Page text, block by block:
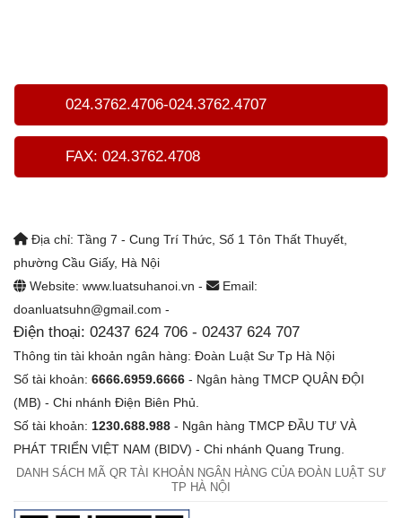
024.3762.4706-024.3762.4707
FAX: 024.3762.4708
Địa chỉ: Tầng 7 - Cung Trí Thức, Số 1 Tôn Thất Thuyết,
phường Cầu Giấy, Hà Nội
Website: www.luatsuhanoi.vn -
Email:
doanluatsuhn@gmail.com -
Điện thoại: 02437 624 706 - 02437 624 707
Thông tin tài khoản ngân hàng: Đoàn Luật Sư Tp Hà Nội
Số tài khoản: 6666.6959.6666 - Ngân hàng TMCP QUÂN ĐỘI
(MB) - Chi nhánh Điện Biên Phủ.
Số tài khoản: 1230.688.988 - Ngân hàng TMCP ĐẦU TƯ VÀ
PHÁT TRIỂN VIỆT NAM (BIDV) - Chi nhánh Quang Trung.
DANH SÁCH MÃ QR TÀI KHOẢN NGÂN HÀNG CỦA ĐOÀN LUẬT SƯ
TP HÀ NỘI